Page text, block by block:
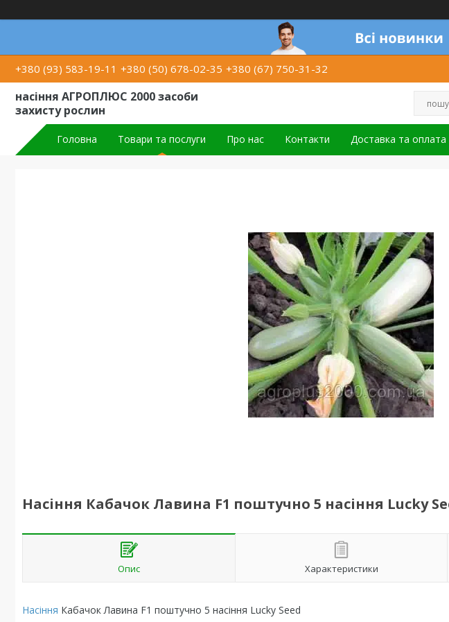
+380 (93) 583-19-11 +380 (50) 678-02-35 +380 (67) 750-31-32
насіння АГРОПЛЮС 2000 засоби
захисту рослин
Головна Товари та послуги Про нас Контакти Доставка та оплата
Насіння Кабачок Лавина F1 поштучно 5 насіння Lucky
Опис Характеристики
Насіння Кабачок Лавина F1 поштучно 5 насіння Lucky Seed